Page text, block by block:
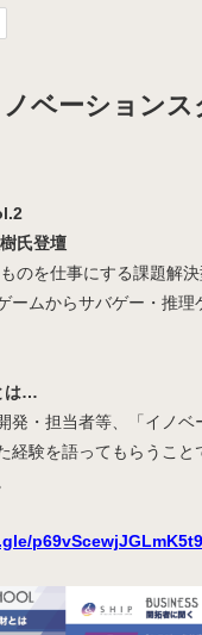
ベーション
氏登壇
のを仕事にする課題解
ームからサバゲー・推理
は…
発・担当者等、「イノ
経験を語ってもらうこ
p69vScewjJGLmK5t9